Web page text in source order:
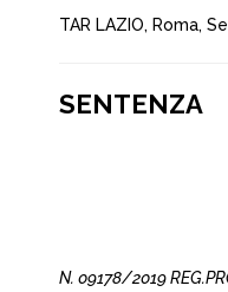
TAR LAZIO, Roma,
SENTENZA
N. 09178/2019